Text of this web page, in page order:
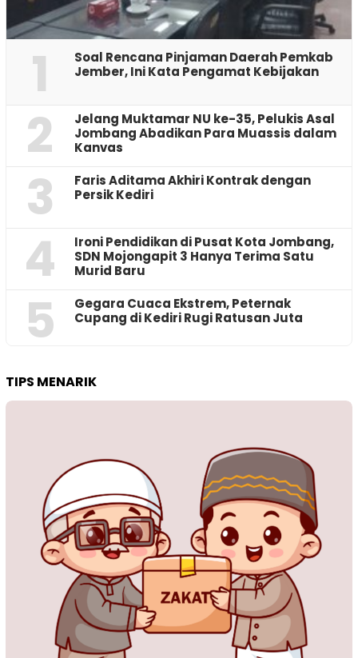
1
‎Soal Rencana Pinjaman Daerah Pemkab
Jember, Ini Kata Pengamat Kebijakan ‎
2
Jelang Muktamar NU ke-35, Pelukis Asal
Jombang Abadikan Para Muassis dalam
Kanvas
3
Faris Aditama Akhiri Kontrak dengan
Persik Kediri
4
Ironi Pendidikan di Pusat Kota Jombang,
SDN Mojongapit 3 Hanya Terima Satu
Murid Baru
5
‎Gegara Cuaca Ekstrem, Peternak
Cupang di Kediri Rugi Ratusan Juta
TIPS MENARIK